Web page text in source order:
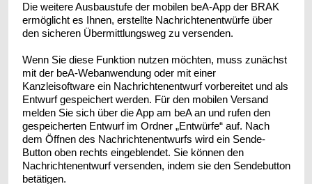
Die weitere Ausbaustufe der mobilen beA-App der BRAK
ermöglicht es Ihnen, erstellte Nachrichtenentwürfe über
den sicheren Übermittlungsweg zu versenden.
Wenn Sie diese Funktion nutzen möchten, muss zunächst
mit der beA-Webanwendung oder mit einer
Kanzleisoftware ein Nachrichtenentwurf vorbereitet und als
Entwurf gespeichert werden. Für den mobilen Versand
melden Sie sich über die App am beA an und rufen den
gespeicherten Entwurf im Ordner „Entwürfe“ auf. Nach
dem Öffnen des Nachrichtenentwurfs wird ein Sende-
Button oben rechts eingeblendet. Sie können den
Nachrichtenentwurf versenden, indem sie den Sendebutton
betätigen.